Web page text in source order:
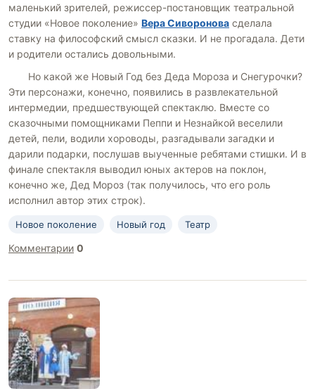
маленький зрителей, режиссер-постановщик театральной
студии «Новое поколение» Вера Сиворонова сделала
ставку на философский смысл сказки. И не прогадала. Дети
и родители остались довольными.
Но какой же Новый Год без Деда Мороза и Снегурочки?
Эти персонажи, конечно, появились в развлекательной
интермедии, предшествующей спектаклю. Вместе со
сказочными помощниками Пеппи и Незнайкой веселили
детей, пели, водили хороводы, разгадывали загадки и
дарили подарки, послушав выученные ребятами стишки. И в
финале спектакля выводил юных актеров на поклон,
конечно же, Дед Мороз (так получилось, что его роль
исполнил автор этих строк).
Новое поколение Новый год Театр
Комментарии 0